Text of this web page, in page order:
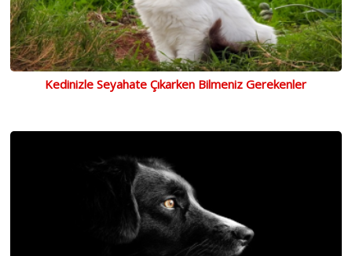
Kedinizle Seyahate Çıkarken Bilmeniz Gerekenler